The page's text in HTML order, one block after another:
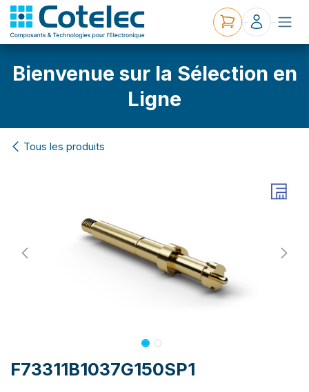
Bienvenue sur la Sélection en
Ligne
Tous les produits
F73311B1037G150SP1